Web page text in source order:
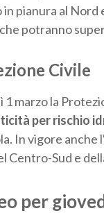
in pianura al
potranno
Civile
marzo la
per rischio
In vigore anche
Centro-Sud e
per